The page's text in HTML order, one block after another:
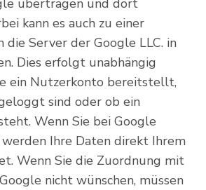
übertragen und dort
kann es auch zu einer
Server der Google LLC. in
Dies erfolgt unabhängig
ein Nutzerkonto bereitstellt,
sind oder ob ein
Wenn Sie bei Google
Ihre Daten direkt Ihrem
Wenn Sie die Zuordnung mit
nicht wünschen, müssen